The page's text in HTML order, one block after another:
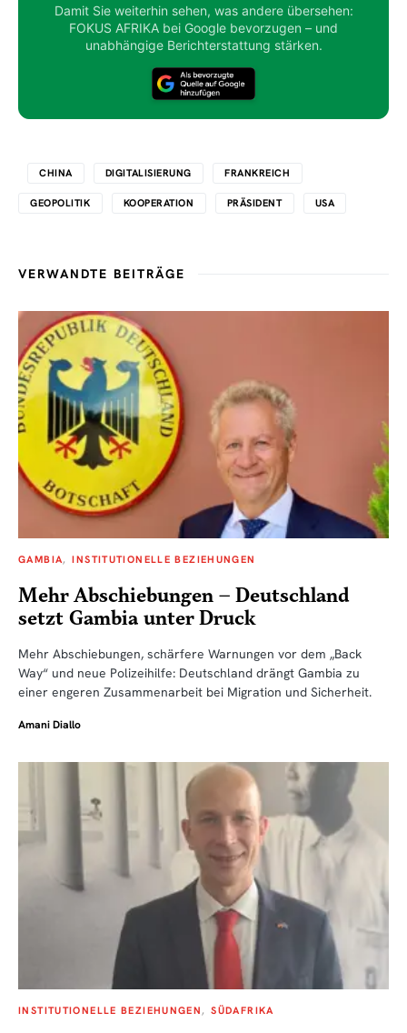
Damit Sie weiterhin sehen, was andere übersehen:
FOKUS AFRIKA bei Google bevorzugen – und
unabhängige Berichterstattung stärken.
CHINA DIGITALISIERUNG FRANKREICH
GEOPOLITIK KOOPERATION PRÄSIDENT USA
VERWANDTE BEITRÄGE
GAMBIA INSTITUTIONELLE BEZIEHUNGEN
Mehr Abschiebungen – Deutschland
setzt Gambia unter Druck
Mehr Abschiebungen, schärfere Warnungen vor dem „Back
Way“ und neue Polizeihilfe: Deutschland drängt Gambia zu
einer engeren Zusammenarbeit bei Migration und Sicherheit.
Amani Diallo
INSTITUTIONELLE BEZIEHUNGEN SÜDAFRIKA